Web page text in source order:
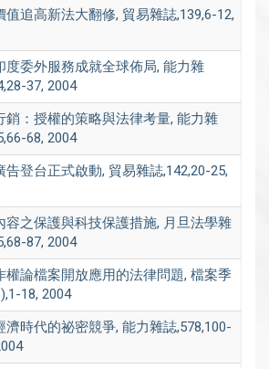
值追高新法大翻修, 貿易雜誌,139,6-12,
度委外服務成就全球佈局, 能力雜
37, 2004
銷：授權的策略與法律考量, 能力雜
68, 2004
告登台正式啟動, 貿易雜誌,142,20-25,
容之保護與科技保護措施, 月旦法學雜
87, 2004
權論檔案開放應用的法律問題, 檔案季
18, 2004
濟時代的祕密競爭, 能力雜誌,578,100-